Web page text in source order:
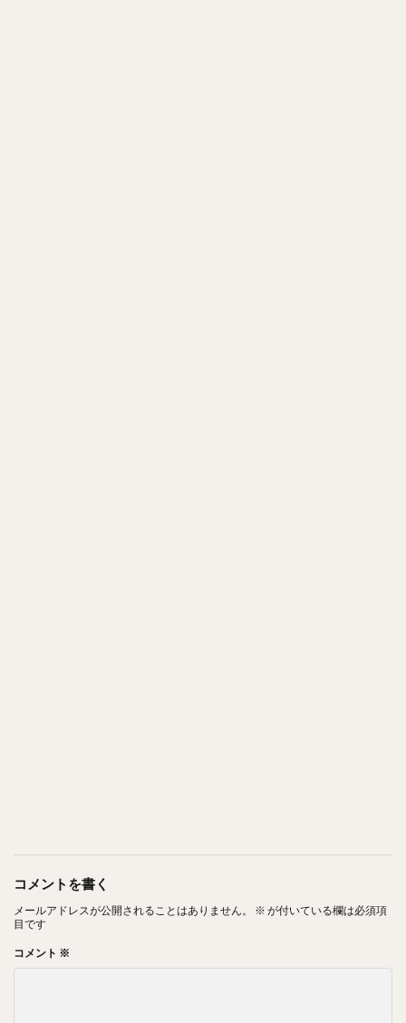
コメントを書く
メールアドレスが公開されることはありません。 ※ が付いている欄は必須項
目です
コメント ※